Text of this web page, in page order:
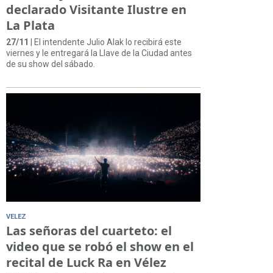
declarado Visitante Ilustre en
La Plata
27/11
| El intendente Julio Alak lo recibirá este
viernes y le entregará la Llave de la Ciudad antes
de su show del sábado.
VELEZ
Las señoras del cuarteto: el
video que se robó el show en el
recital de Luck Ra en Vélez